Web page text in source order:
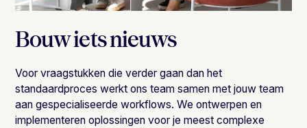
Bouw iets nieuws
Voor vraagstukken die verder gaan dan het
standaardproces werkt ons team samen met jouw team
aan gespecialiseerde workflows. We ontwerpen en
implementeren oplossingen voor je meest complexe